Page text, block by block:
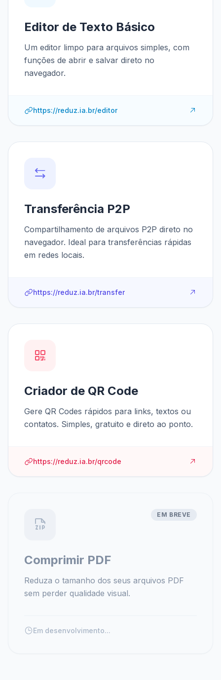
Editor de Texto Básico
Um editor limpo para arquivos simples, com
funções de abrir e salvar direto no
navegador.
https://reduz.ia.br/editor
Transferência P2P
Compartilhamento de arquivos P2P direto no
navegador. Ideal para transferências rápidas
em redes locais.
https://reduz.ia.br/transfer
Criador de QR Code
Gere QR Codes rápidos para links, textos ou
contatos. Simples, gratuito e direto ao ponto.
https://reduz.ia.br/qrcode
EM BREVE
Comprimir PDF
Reduza o tamanho dos seus arquivos PDF
sem perder qualidade visual.
Em desenvolvimento...